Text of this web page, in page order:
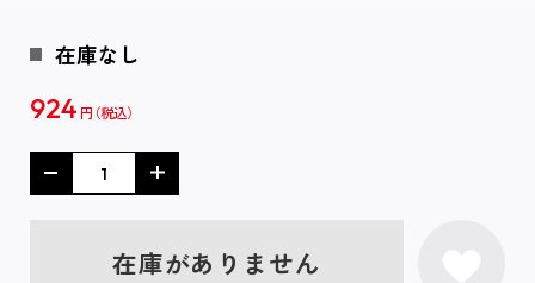
在庫なし
924 円
在庫がありません